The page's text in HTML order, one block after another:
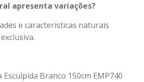
apresenta variações?
e características naturais
Esculpida Branco 150cm EMP740